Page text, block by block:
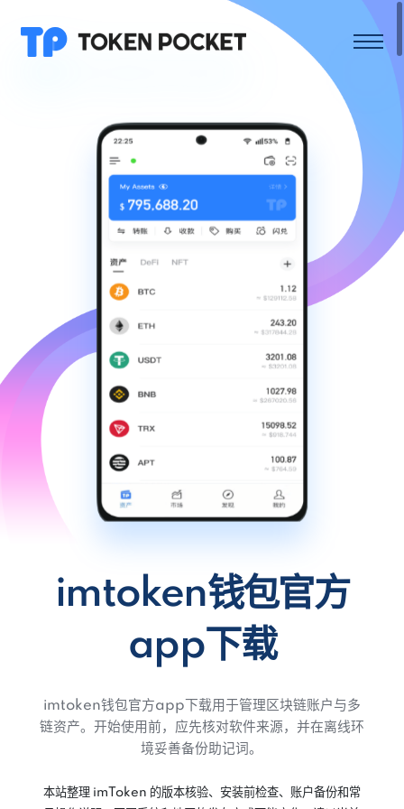
imtoken钱包官方
app下载
imtoken钱包官方app下载用于管理区块链账户与多
链资产。开始使用前，应先核对软件来源，并在离线环
境妥善备份助记词。
本站整理 imToken 的版本核验、安装前检查、账户备份和常